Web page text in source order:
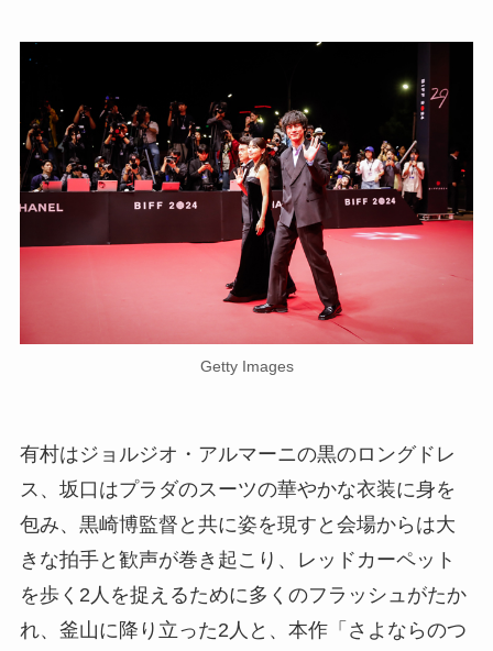
Getty Images
有村はジョルジオ・アルマーニの黒のロングドレ
ス、坂口はプラダのスーツの華やかな衣装に身を
包み、黒崎博監督と共に姿を現すと会場からは大
きな拍手と歓声が巻き起こり、レッドカーペット
を歩く2人を捉えるために多くのフラッシュがたか
れ、釜山に降り立った2人と、本作「さよならのつ